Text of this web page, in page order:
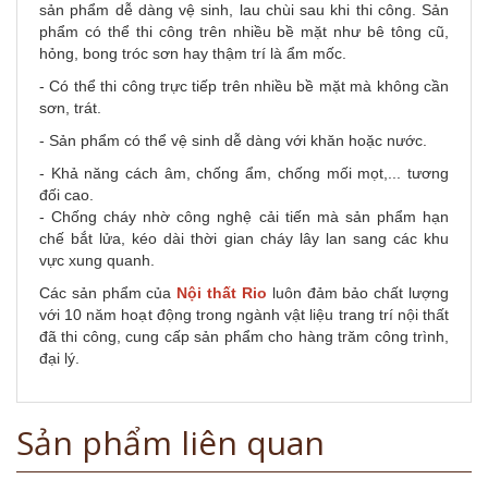
sản phẩm dễ dàng vệ sinh, lau chùi sau khi thi công. Sản
phẩm có thể thi công trên nhiều bề mặt như bê tông cũ,
hỏng, bong tróc sơn hay thậm trí là ẩm mốc.
- Có thể thi công trực tiếp trên nhiều bề mặt mà không cần
sơn, trát.
- Sản phẩm có thể vệ sinh dễ dàng với khăn hoặc nước.
- Khả năng cách âm, chống ẩm, chống mối mọt,... tương
đối cao.
- Chống cháy nhờ công nghệ cải tiến mà sản phẩm hạn
chế bắt lửa, kéo dài thời gian cháy lây lan sang các khu
vực xung quanh.
Các sản phẩm của Nội thất Rio luôn đảm bảo chất lượng
với 10 năm hoạt động trong ngành vật liệu trang trí nội thất
đã thi công, cung cấp sản phẩm cho hàng trăm công trình,
đại lý.
Sản phẩm liên quan